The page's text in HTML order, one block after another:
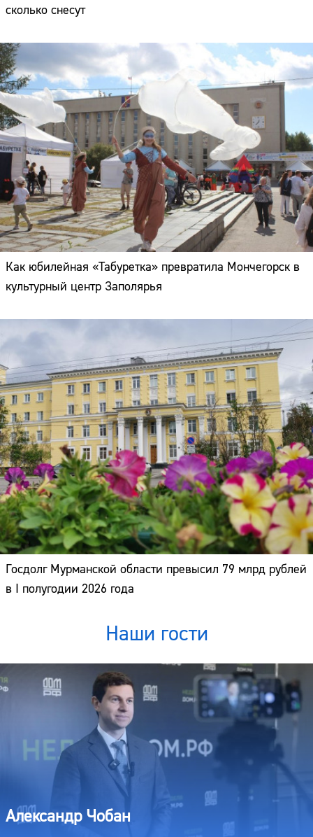
сколько снесут
Как юбилейная «Табуретка» превратила Мончегорск в
культурный центр Заполярья
Госдолг Мурманской области превысил 79 млрд рублей
в I полугодии 2026 года
Наши гости
Александр Чобан